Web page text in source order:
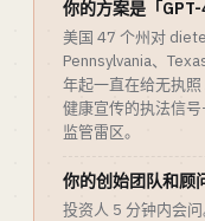
你的方案是「GPT-
美国 47 个州对
Pennsylvania、
年起一直在给无执
健康宣传的执法信
监管雷区。
你的创始团队和顾
投资人 5 分钟内会